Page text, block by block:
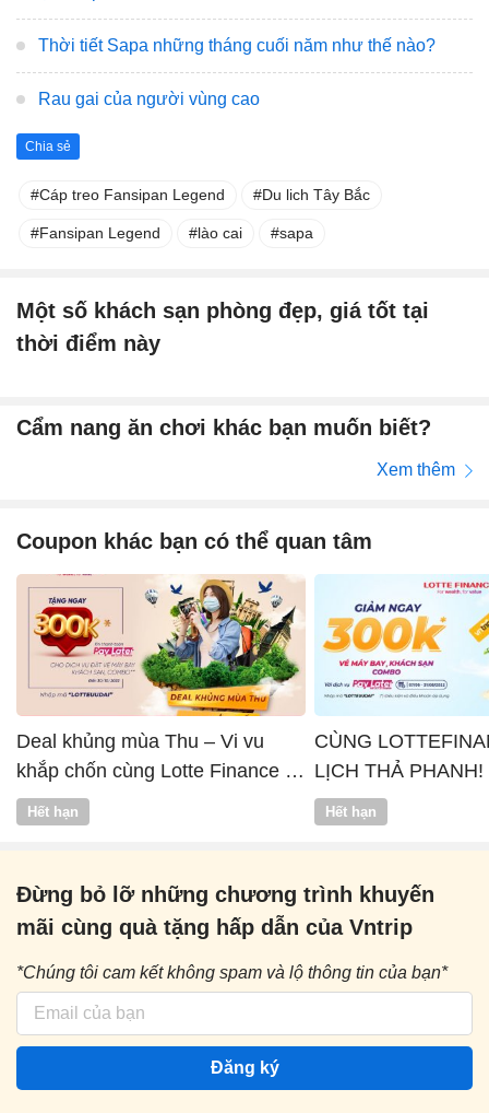
Thời tiết Sapa những tháng cuối năm như thế nào?
Rau gai của người vùng cao
Chia sẻ
Cáp treo Fansipan Legend Du lich Tây Bắc
Fansipan Legend lào cai sapa
Một số khách sạn phòng đẹp, giá tốt tại
thời điểm này
Cẩm nang ăn chơi khác bạn muốn biết?
Xem thêm
Coupon khác bạn có thể quan tâm
Deal khủng mùa Thu – Vi vu
khắp chốn cùng Lotte Finance x
Vntrip
Hết hạn
CÙNG
LỊCH THẢ PHANH!
Hết hạn
Đừng bỏ lỡ những chương trình khuyến
mãi cùng quà tặng hấp dẫn của Vntrip
*Chúng tôi cam kết không spam và lộ thông tin của bạn*
Đăng ký